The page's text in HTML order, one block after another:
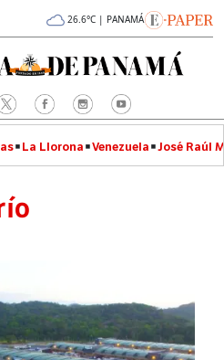
26.6°C | PANAMÁ
La Llorona Venezuela José Raúl